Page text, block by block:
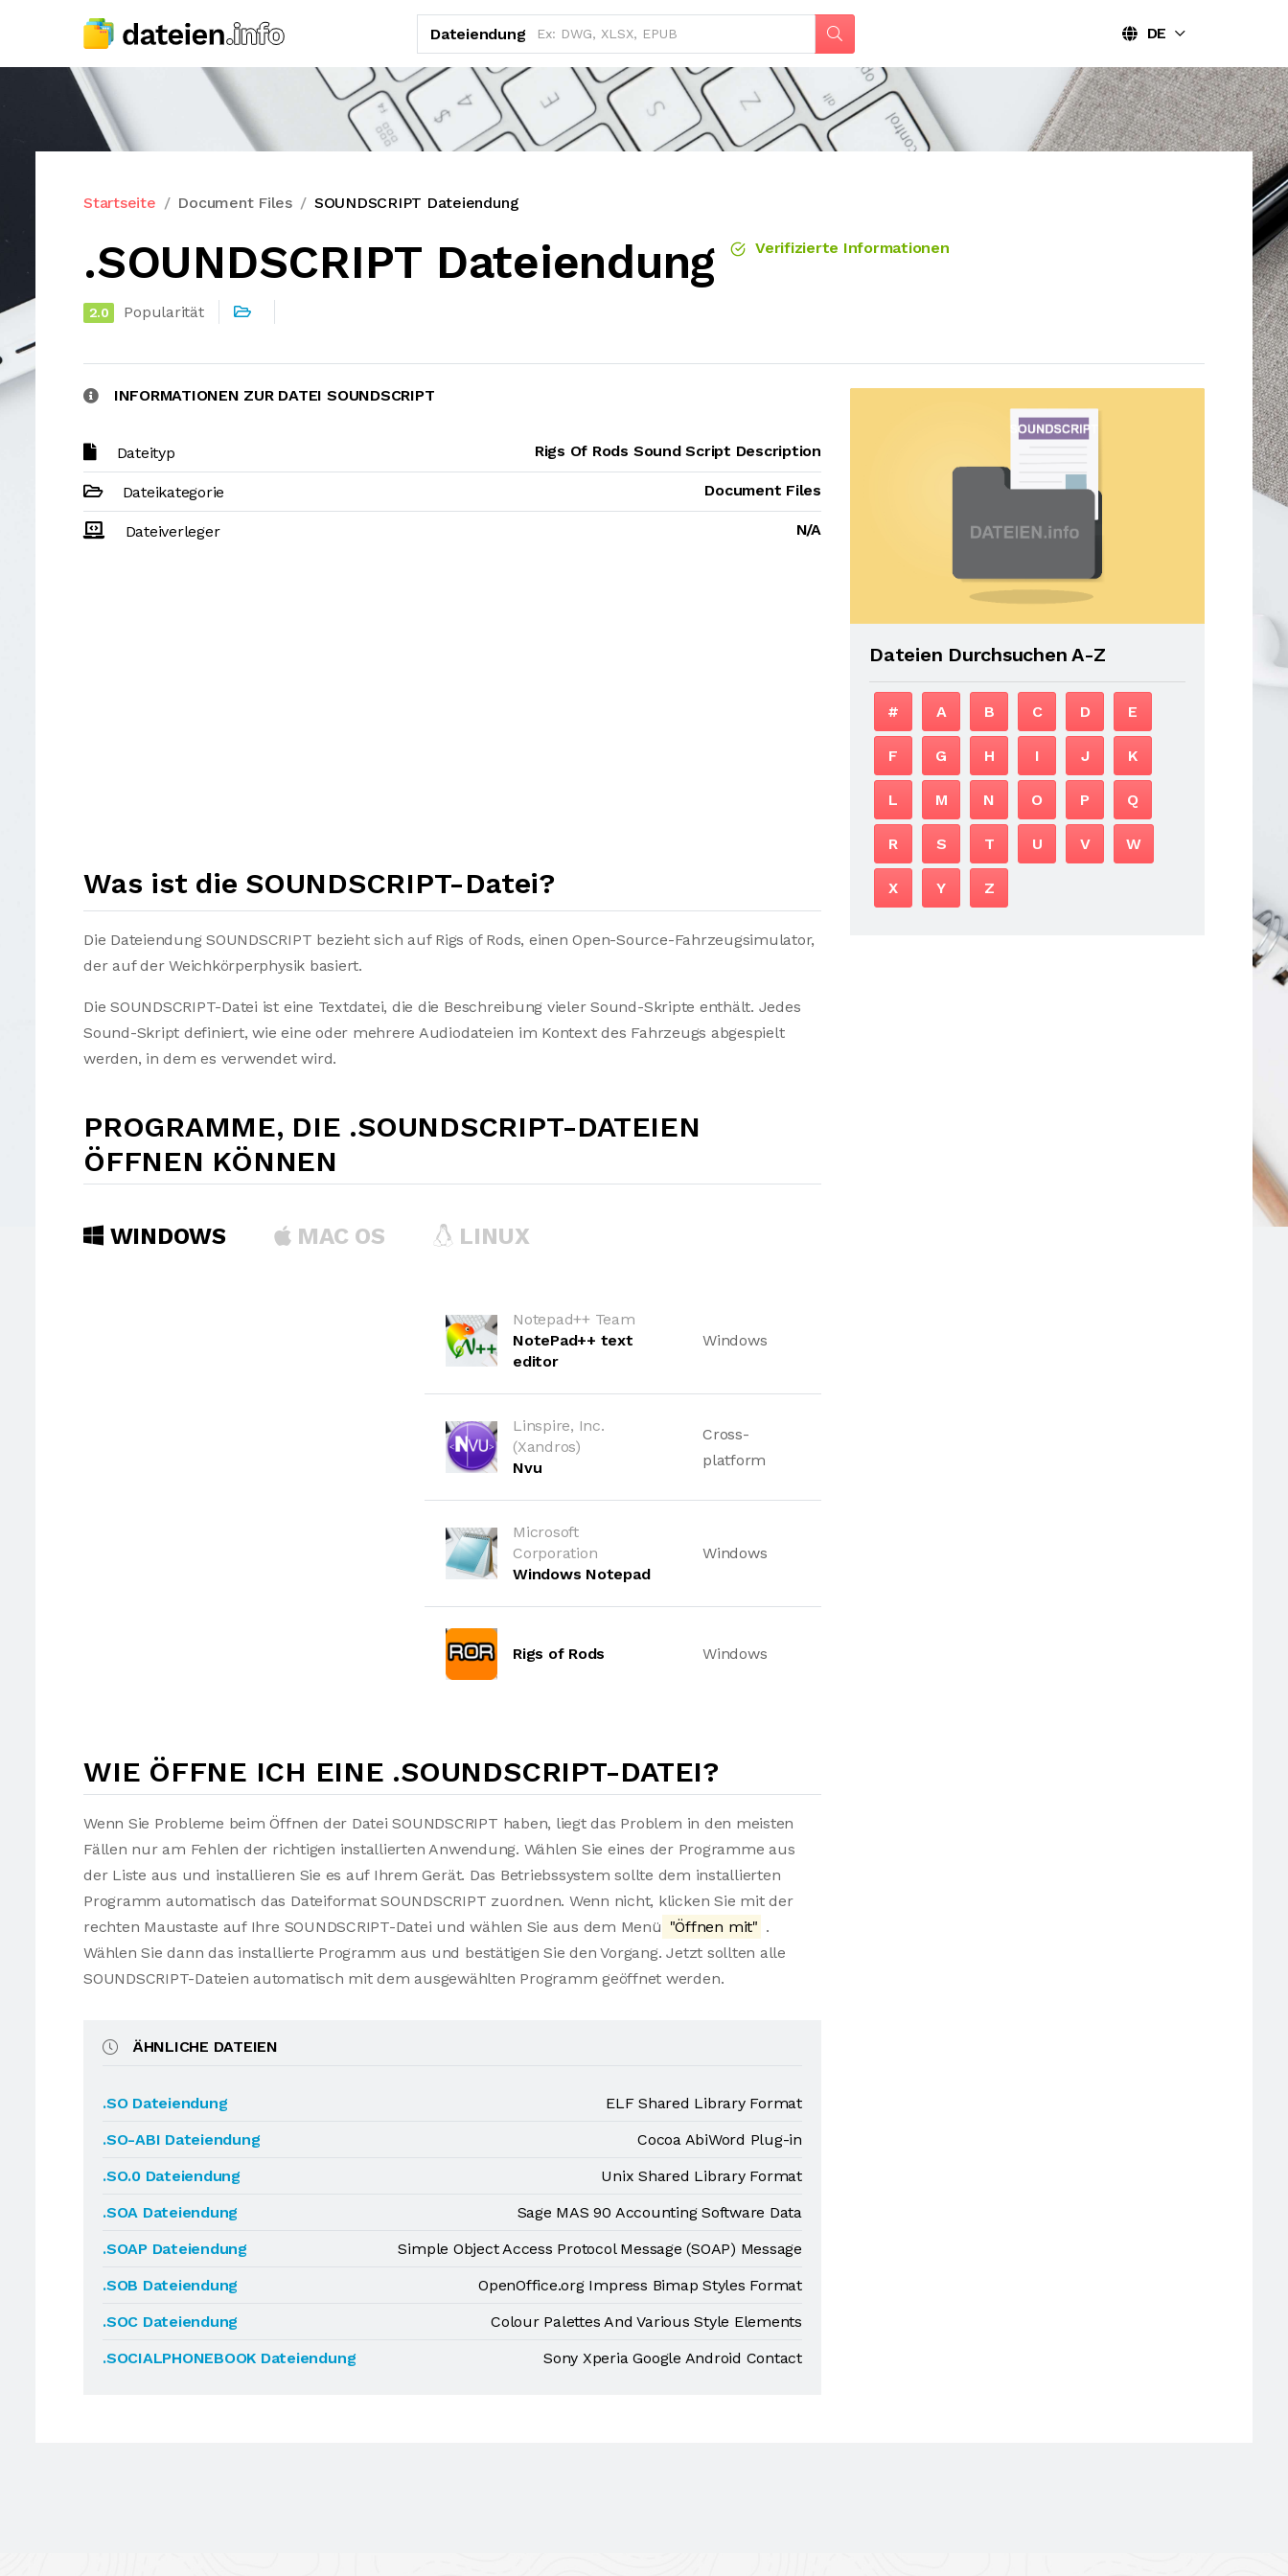
Dateiendung DE
Startseite Document Files SOUNDSCRIPT Dateiendung
.SOUNDSCRIPT Dateiendung Verifizierte Informationen
2.0 Popularität
INFORMATIONEN ZUR DATEI SOUNDSCRIPT
Dateityp Rigs Of Rods Sound Script Description
Dateikategorie Document Files
Dateiverleger N/A
Was ist die SOUNDSCRIPT-Datei?
Die Dateiendung SOUNDSCRIPT bezieht sich auf Rigs of Rods, einen Open-Source-Fahrzeugsimulator,
der auf der Weichkörperphysik basiert.
Die SOUNDSCRIPT-Datei ist eine Textdatei, die die Beschreibung vieler Sound-Skripte enthält. Jedes
Sound-Skript definiert, wie eine oder mehrere Audiodateien im Kontext des Fahrzeugs abgespielt
werden, in dem es verwendet wird.
PROGRAMME, DIE .SOUNDSCRIPT-DATEIEN
ÖFFNEN KÖNNEN
WINDOWS MAC OS LINUX
Notepad++ Team
NotePad++ text
editor
Windows
Linspire, Inc.
(Xandros)
Nvu
Cross-
platform
Microsoft
Corporation
Windows Notepad
Windows
Rigs of Rods Windows
WIE ÖFFNE ICH EINE .SOUNDSCRIPT-DATEI?
Wenn Sie Probleme beim Öffnen der Datei SOUNDSCRIPT haben, liegt das Problem in den meisten
Fällen nur am Fehlen der richtigen installierten Anwendung. Wählen Sie eines der Programme aus
der Liste aus und installieren Sie es auf Ihrem Gerät. Das Betriebssystem sollte dem installierten
Programm automatisch das Dateiformat SOUNDSCRIPT zuordnen. Wenn nicht, klicken Sie mit der
rechten Maustaste auf Ihre SOUNDSCRIPT-Datei und wählen Sie aus dem Menü "Öffnen mit" .
Wählen Sie dann das installierte Programm aus und bestätigen Sie den Vorgang. Jetzt sollten alle
SOUNDSCRIPT-Dateien automatisch mit dem ausgewählten Programm geöffnet werden.
ÄHNLICHE DATEIEN
.SO Dateiendung
ELF Shared Library Format
.SO-ABI Dateiendung
Cocoa AbiWord Plug-in
.SO.0 Dateiendung
Unix Shared Library Format
.SOA Dateiendung
Sage MAS 90 Accounting Software Data
.SOAP Dateiendung
Simple Object Access Protocol Message (SOAP) Message
.SOB Dateiendung
OpenOffice.org Impress Bimap Styles Format
.SOC Dateiendung
Colour Palettes And Various Style Elements
.SOCIALPHONEBOOK Dateiendung
Sony Xperia Google Android Contact
Dateien Durchsuchen A-Z
# A B C D E
F G H I J K
L M N O P Q
R S T U V W
X Y Z